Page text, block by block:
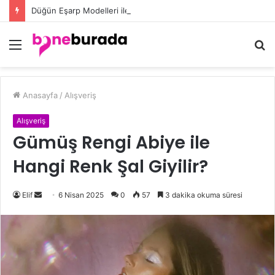
Düğün Eşarp Modelleri ile Göz Kamaştıran Şıklığın Sırları
Menü
Anasayfa / Alışveriş
Alışveriş
Gümüş Rengi Abiye ile
Hangi Renk Şal Giyilir?
Elif
e
-
6 Nisan 2025 0 57 3 dakika okuma süresi